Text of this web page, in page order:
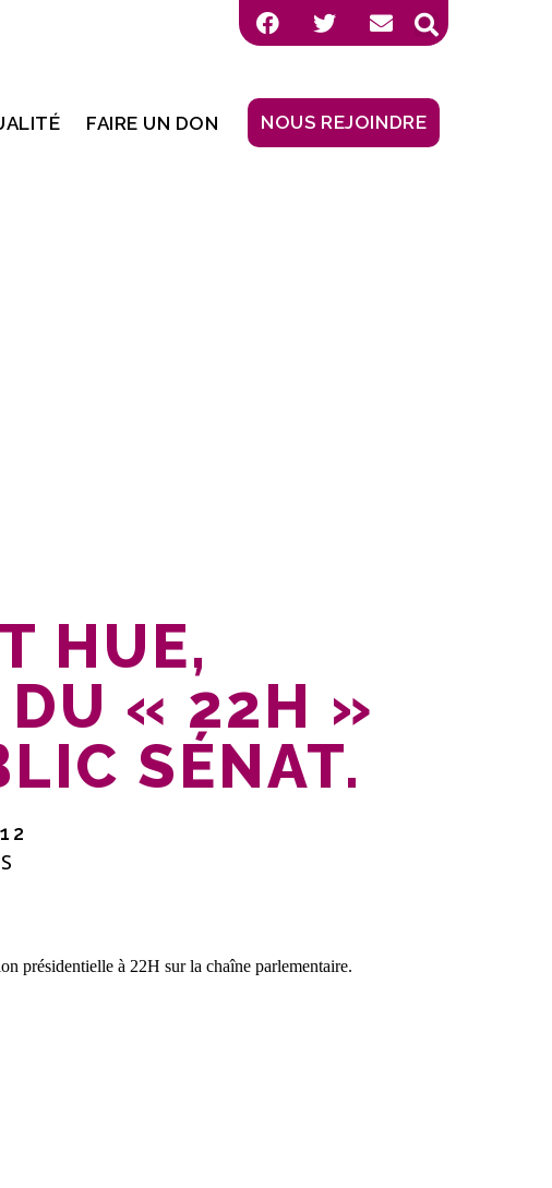
FAIRE UN DON NOUS REJOINDRE
HUE,
« 22H »
SÉNAT.
présidentielle à 22H sur la chaîne parlementaire.